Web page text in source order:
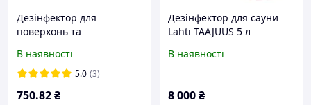
Дезінфектор для
поверхонь та
Stream
В наявності
5.0 (3)
750.82₴
Дезінфектор для сауни
Lahti TAAJUUS 5 л
В наявності
8 000₴